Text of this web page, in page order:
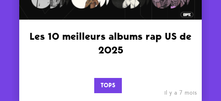
Les 10 meilleurs albums rap US de
2025
TOPS
il y a 7 mois